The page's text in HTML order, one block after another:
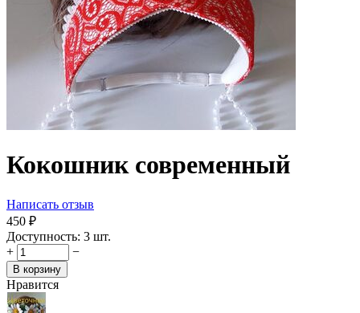
Кокошник современный
Написать отзыв
‍450‍ ₽
Доступность: 3 шт.
+
−
В корзину
Нравится